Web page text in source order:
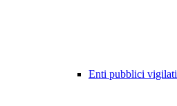
Enti pubblici vigilati